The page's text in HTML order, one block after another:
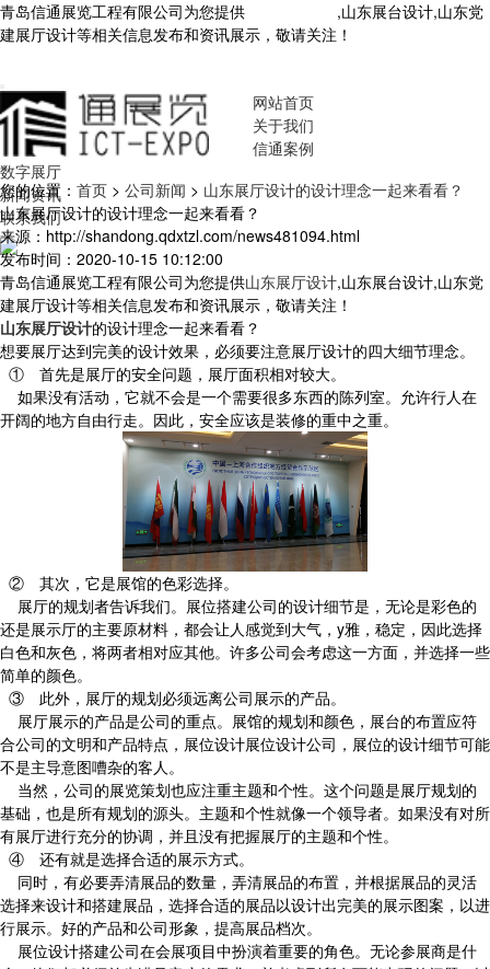
青岛信通展览工程有限公司为您提供
,山东展台设计,山东党
建展厅设计等相关信息发布和资讯展示，敬请关注！
网站首页
关于我们
信通案例
数字展厅
新闻资讯
联系我们
您的位置： 首页 > 公司新闻 > 山东展厅设计的设计理念一起来看看？
山东展厅设计的设计理念一起来看看？
来源：http://shandong.qdxtzl.com/news481094.html
发布时间：2020-10-15 10:12:00
青岛信通展览工程有限公司为您提供山东展厅设计,山东展台设计,山东党
建展厅设计等相关信息发布和资讯展示，敬请关注！
山东展厅设计的设计理念一起来看看？
想要展厅达到完美的设计效果，必须要注意展厅设计的四大细节理念。
① 首先是展厅的安全问题，展厅面积相对较大。
如果没有活动，它就不会是一个需要很多东西的陈列室。允许行人在
开阔的地方自由行走。因此，安全应该是装修的重中之重。
② 其次，它是展馆的色彩选择。
展厅的规划者告诉我们。展位搭建公司的设计细节是，无论是彩色的
还是展示厅的主要原材料，都会让人感觉到大气，y雅，稳定，因此选择
白色和灰色，将两者相对应其他。许多公司会考虑这一方面，并选择一些
简单的颜色。
③ 此外，展厅的规划必须远离公司展示的产品。
展厅展示的产品是公司的重点。展馆的规划和颜色，展台的布置应符
合公司的文明和产品特点，展位设计展位设计公司，展位的设计细节可能
不是主导意图嘈杂的客人。
当然，公司的展览策划也应注重主题和个性。这个问题是展厅规划的
基础，也是所有规划的源头。主题和个性就像一个领导者。如果没有对所
有展厅进行充分的协调，并且没有把握展厅的主题和个性。
④ 还有就是选择合适的展示方式。
同时，有必要弄清展品的数量，弄清展品的布置，并根据展品的灵活
选择来设计和搭建展品，选择合适的展品以设计出完美的展示图案，以进
行展示。好的产品和公司形象，提高展品档次。
展位设计搭建公司在会展项目中扮演着重要的角色。无论参展商是什